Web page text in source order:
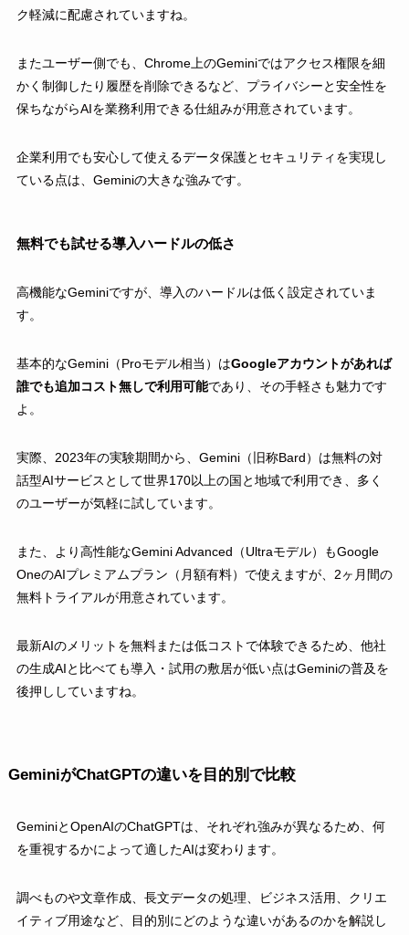
ク軽減に配慮されていますね。
またユーザー側でも、Chrome上のGeminiではアクセス権限を細
かく制御したり履歴を削除できるなど、プライバシーと安全性を
保ちながらAIを業務利用できる仕組みが用意されています。
企業利用でも安心して使えるデータ保護とセキュリティを実現し
ている点は、Geminiの大きな強みです。
無料でも試せる導入ハードルの低さ
高機能なGeminiですが、導入のハードルは低く設定されていま
す。
基本的なGemini（Proモデル相当）はGoogleアカウントがあれば
誰でも追加コスト無しで利用可能であり、その手軽さも魅力です
よ。
実際、2023年の実験期間から、Gemini（旧称Bard）は無料の対
話型AIサービスとして世界170以上の国と地域で利用でき、多く
のユーザーが気軽に試しています。
また、より高性能なGemini Advanced（Ultraモデル）もGoogle
OneのAIプレミアムプラン（月額有料）で使えますが、2ヶ月間の
無料トライアルが用意されています。
最新AIのメリットを無料または低コストで体験できるため、他社
の生成AIと比べても導入・試用の敷居が低い点はGeminiの普及を
後押ししていますね。
GeminiがChatGPTの違いを目的別で比較
GeminiとOpenAIのChatGPTは、それぞれ強みが異なるため、何
を重視するかによって適したAIは変わります。
調べものや文章作成、長文データの処理、ビジネス活用、クリエ
イティブ用途など、目的別にどのような違いがあるのかを解説し